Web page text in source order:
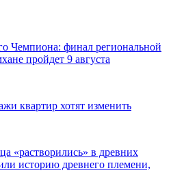
Чемпиона: финал региональной
пройдет 9 августа
квартир хотят изменить
«растворились» в древних
историю древнего племени,